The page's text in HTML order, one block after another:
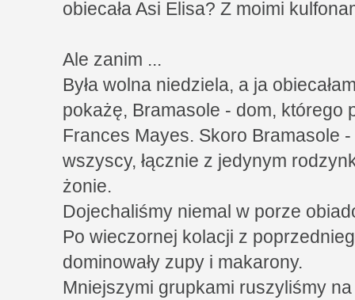
obiecała Asi Elisa? Z moimi
Ale zanim ...
Była wolna niedziela, a ja
pokażę, Bramasole - dom, którego
Frances Mayes. Skoro Bramasole
wszyscy, łącznie z jedynym
żonie.
Dojechaliśmy niemal w porze
Po wieczornej kolacji z
dominowały zupy i makarony.
Mniejszymi grupkami ruszyliśmy